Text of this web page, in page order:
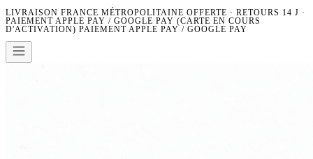
LIVRAISON FRANCE MÉTROPOLITAINE OFFERTE · RETOURS 14 J ·
PAIEMENT APPLE PAY / GOOGLE PAY (CARTE EN COURS
D'ACTIVATION) PAIEMENT APPLE PAY / GOOGLE PAY